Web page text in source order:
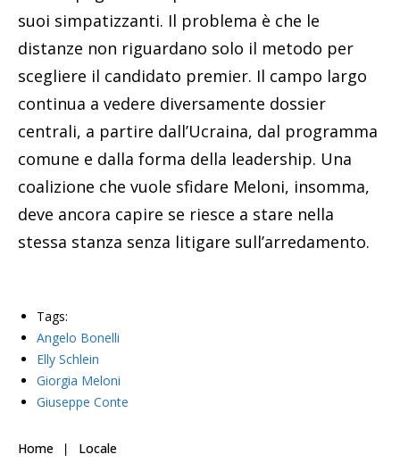
suoi simpatizzanti. Il problema è che le
distanze non riguardano solo il metodo per
scegliere il candidato premier. Il campo largo
continua a vedere diversamente dossier
centrali, a partire dall’Ucraina, dal programma
comune e dalla forma della leadership. Una
coalizione che vuole sfidare Meloni, insomma,
deve ancora capire se riesce a stare nella
stessa stanza senza litigare sull’arredamento.
Tags:
Angelo Bonelli
Elly Schlein
Giorgia Meloni
Giuseppe Conte
Home Locale